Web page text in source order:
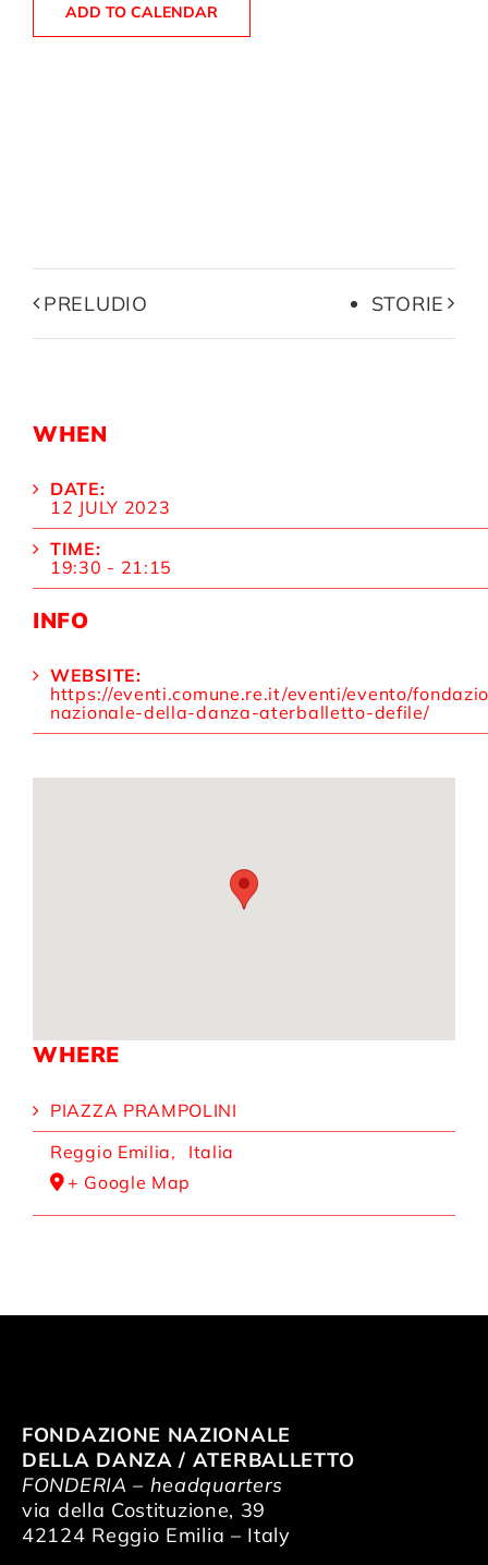
ADD TO CALENDAR
PRELUDIO STORIE
WHEN
DATE:
12 JULY 2023
TIME:
19:30 - 21:15
INFO
WEBSITE:
https://eventi.comune.re.it/eventi/evento/
nazionale-della-danza-aterballetto-defile/
WHERE
PIAZZA PRAMPOLINI
Reggio Emilia,
Italia
+ Google Map
FONDAZIONE NAZIONALE
DELLA DANZA / ATERBALLETTO
FONDERIA – headquarters
via della Costituzione, 39
42124 Reggio Emilia – Italy